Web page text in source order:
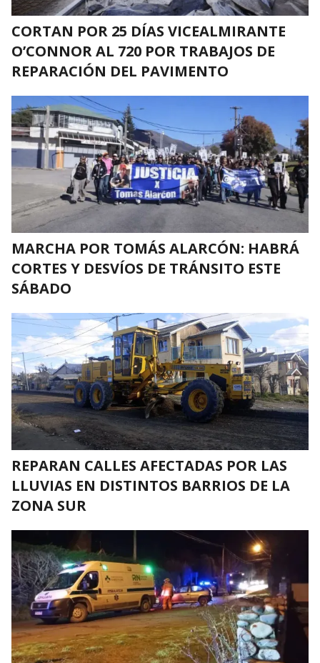
CORTAN POR 25 DÍAS VICEALMIRANTE
O’CONNOR AL 720 POR TRABAJOS DE
REPARACIÓN DEL PAVIMENTO
MARCHA POR TOMÁS ALARCÓN: HABRÁ
CORTES Y DESVÍOS DE TRÁNSITO ESTE
SÁBADO
REPARAN CALLES AFECTADAS POR LAS
LLUVIAS EN DISTINTOS BARRIOS DE LA
ZONA SUR